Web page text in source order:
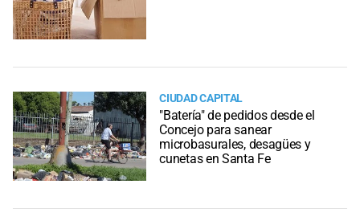
CIUDAD CAPITAL
"Batería" de pedidos desde el
Concejo para sanear
microbasurales, desagües y
cunetas en Santa Fe